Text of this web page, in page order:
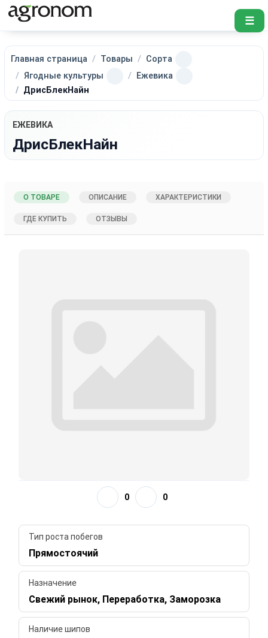
☰
Главная страница Товары
Сорта
Ягодные культуры
Ежевика
ДрисБлекНайн
ЕЖЕВИКА
ДрисБлекНайн
О ТОВАРЕ ОПИСАНИЕ ХАРАКТЕРИСТИКИ
ГДЕ КУПИТЬ ОТЗЫВЫ
0 0
Тип роста побегов
Прямостоячий
Назначение
Свежий рынок, Переработка, Заморозка
Наличие шипов